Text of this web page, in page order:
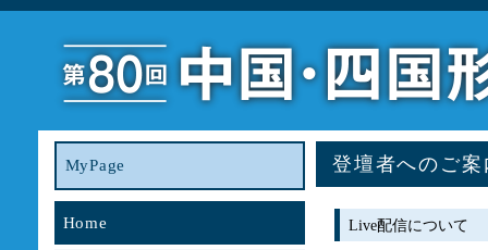
MyPage
Home
登壇者へのご案
Live配信について